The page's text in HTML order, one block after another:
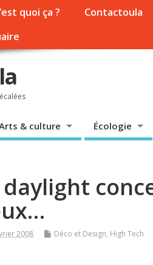
quoi ça ? Contactoula
& culture Écologie
2008 Déco et Design, High Tech